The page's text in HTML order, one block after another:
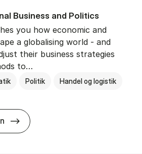
Busi­ness and Polit­ics
you how economic and
a globalising world - and
their business strategies
to…
Politik Handel og logistik
BSc in In­ter­na­tion­al Busi­ness